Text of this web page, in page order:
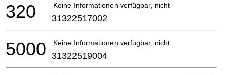
Keine Informationen verfügbar, nicht bestellbar
320 31322517002
Keine Informationen verfügbar, nicht bestellbar
5000 31322519004